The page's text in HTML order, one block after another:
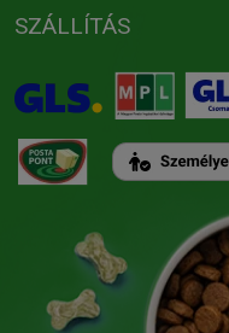
SZÁLLÍTÁS